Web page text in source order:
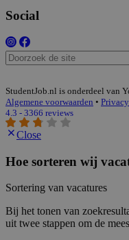
Social
StudentJob.nl is onderdeel van
Algemene voorwaarden • Privacy
4.3 - 3366 reviews
Close
Hoe sorteren wij
Sortering van vacatures
Bij het tonen van
uit twee stappen om de